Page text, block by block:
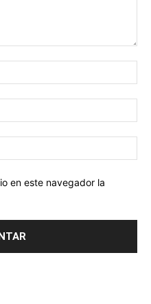
en este navegador la